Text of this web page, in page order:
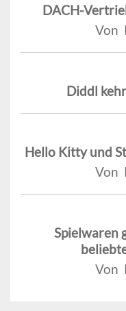
DACH-
Von
Diddl
Hello Kitty und
Von
Spielwaren
Von